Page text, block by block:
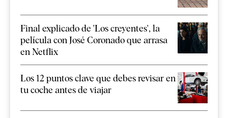
Final explicado de 'Los creyentes', la
película con José Coronado que arrasa
en Netflix
Los 12 puntos clave que debes revisar en
tu coche antes de viajar